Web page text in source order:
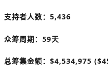
支持者人数：5,436
众筹周期：59天
总筹集金额：$4,534,975